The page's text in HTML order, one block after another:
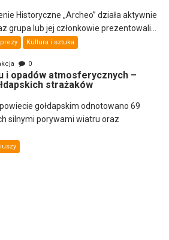
Historyczne „Archeo” działa aktywnie
grupa lub jej członkowie prezentowali...
Kultura i sztuka
0
i opadów atmosferycznych –
strażaków
gołdapskim odnotowano 69
silnymi porywami wiatru oraz